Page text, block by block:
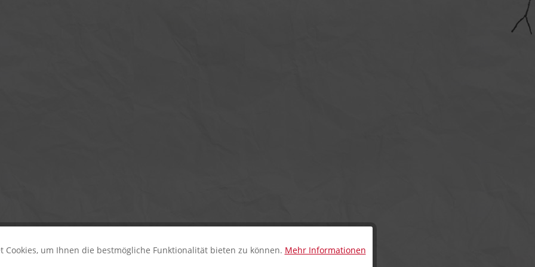
Aktiv
Cookies, um Ihnen die bestmögliche Funktionalität bieten zu können. Mehr Informationen